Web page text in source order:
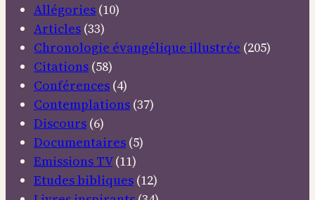
Allégories (10)
Articles (33)
Chronologie évangélique illustrée (205)
Citations (58)
Conférences (4)
Contemplations (37)
Discours (6)
Documentaires (5)
Emissions TV(11)
Etudes bibliques (12)